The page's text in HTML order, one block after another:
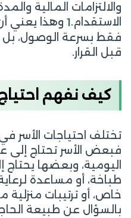
والالتزامات المالية
الاستقدام.1وهذا يعني
فقط بسرعة الوصول،
قبل القرار.
كيف نفهم احتياج
تختلف احتياجات الأسر
فبعض الأسر تحتاج إلى
اليومية، وبعضها يحتاج
طباخة، أو مساعدة
خاص، أو ترتيبات
بالسؤال عن طبيعة